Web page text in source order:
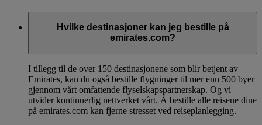
Hvilke destinasjoner kan jeg bestille på
emirates.com?
I tillegg til de over 150 destinasjonene som blir betjent av
Emirates, kan du også bestille flygninger til mer enn 500 byer
gjennom vårt omfattende flyselskapspartnerskap. Og vi
utvider kontinuerlig nettverket vårt. Å bestille alle reisene dine
på emirates.com kan fjerne stresset ved reiseplanlegging.